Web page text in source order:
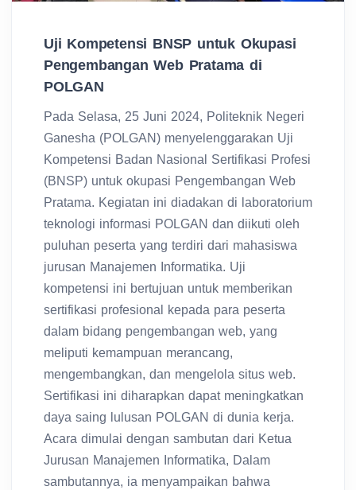
Uji Kompetensi BNSP untuk Okupasi
Pengembangan Web Pratama di
POLGAN
Pada Selasa, 25 Juni 2024, Politeknik Negeri
Ganesha (POLGAN) menyelenggarakan Uji
Kompetensi Badan Nasional Sertifikasi Profesi
(BNSP) untuk okupasi Pengembangan Web
Pratama. Kegiatan ini diadakan di laboratorium
teknologi informasi POLGAN dan diikuti oleh
puluhan peserta yang terdiri dari mahasiswa
jurusan Manajemen Informatika. Uji
kompetensi ini bertujuan untuk memberikan
sertifikasi profesional kepada para peserta
dalam bidang pengembangan web, yang
meliputi kemampuan merancang,
mengembangkan, dan mengelola situs web.
Sertifikasi ini diharapkan dapat meningkatkan
daya saing lulusan POLGAN di dunia kerja.
Acara dimulai dengan sambutan dari Ketua
Jurusan Manajemen Informatika, Dalam
sambutannya, ia menyampaikan bahwa